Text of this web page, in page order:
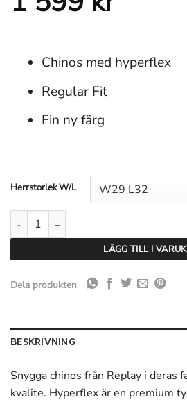
Chinos med hyperflex
Regular Fit
Fin ny färg
Herrstorlek W/L
Replay Benni Chinos Hyperflex Colour
LÄGG TILL I
Dela produkten
BESKRIVNING
Snygga chinos från Replay i deras
kvalite. Hyperflex är en premium